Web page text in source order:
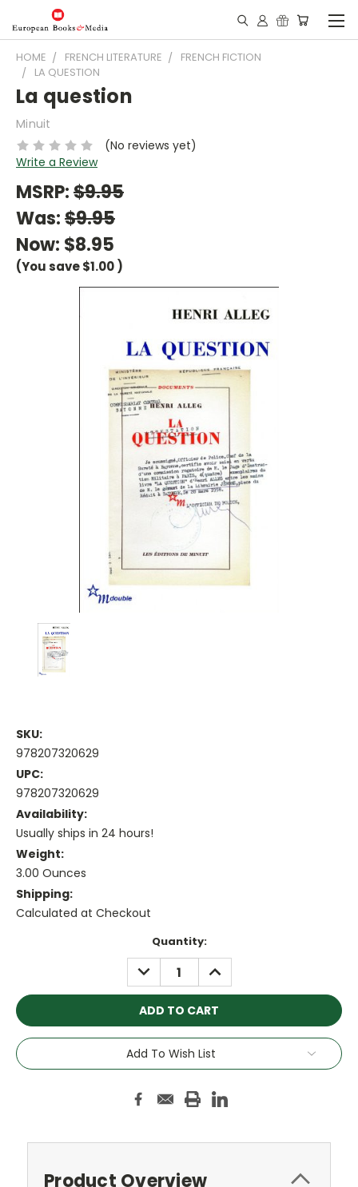
HOME FRENCH LITERATURE
FRENCH FICTION
LA QUESTION
La question
Minuit
(No reviews yet)
Write a Review
MSRP:$9.95
Was:$9.95
Now: $8.95
(You save$1.00)
SKU:
978207320629
UPC:
978207320629
Availability:
Usually ships in 24 hours!
Weight:
3.00 Ounces
Shipping:
Calculated at Checkout
Quantity:
DECREASE
QUANTITY:
INCREASE
QUANTITY:
Add To Wish List
Product Overview